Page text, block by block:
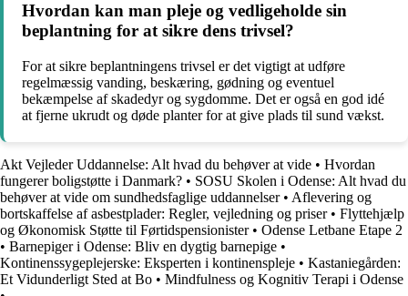
Hvordan kan man pleje og vedligeholde sin
beplantning for at sikre dens trivsel?
For at sikre beplantningens trivsel er det vigtigt at udføre
regelmæssig vanding, beskæring, gødning og eventuel
bekæmpelse af skadedyr og sygdomme. Det er også en god idé
at fjerne ukrudt og døde planter for at give plads til sund vækst.
Akt Vejleder Uddannelse: Alt hvad du behøver at vide • Hvordan
fungerer boligstøtte i Danmark? • SOSU Skolen i Odense: Alt hvad du
behøver at vide om sundhedsfaglige uddannelser• Aflevering og
bortskaffelse af asbestplader: Regler, vejledning og priser• Flyttehjælp
og Økonomisk Støtte til Førtidspensionister• Odense Letbane Etape 2
• Barnepiger i Odense: Bliv en dygtig barnepige •
Kontinenssygeplejerske: Eksperten i kontinenspleje • Kastaniegården:
Et Vidunderligt Sted at Bo • Mindfulness og Kognitiv Terapi i Odense